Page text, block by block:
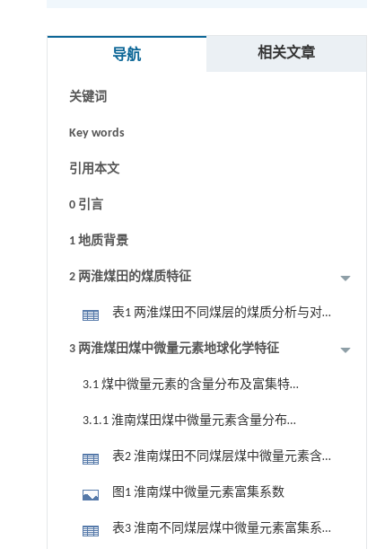
导航 相关文章
Graphical abstract
关键词
Key words
引用本文
0 引言
1 地质背景
2 两淮煤田的煤质特征
表1 两淮煤田不同煤层的煤质分析与对
比
3 两淮煤田煤中微量元素地球化学特征
3.1 煤中微量元素的含量分布及富集特
3.1.1 淮南煤田煤中微量元素含量分布及
表2 淮南煤田不同煤层煤中微量元素含
图1 淮南煤中微量元素富集系数
表3 淮南不同煤层煤中微量元素富集系